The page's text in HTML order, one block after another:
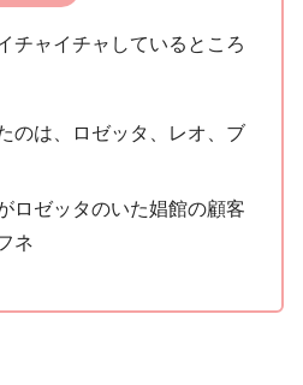
チャイチャしているところ
のは、ロゼッタ、レオ、ブ
ロゼッタのいた娼館の顧客
ネ